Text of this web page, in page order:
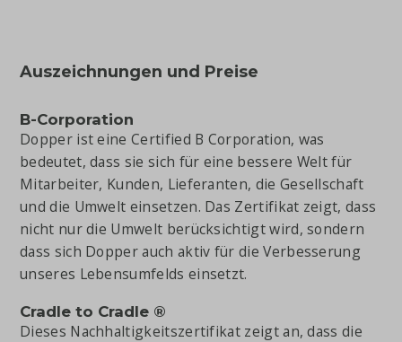
Auszeichnungen und Preise
B-Corporation
Dopper ist eine Certified B Corporation, was
bedeutet, dass sie sich für eine bessere Welt für
Mitarbeiter, Kunden, Lieferanten, die Gesellschaft
und die Umwelt einsetzen. Das Zertifikat zeigt, dass
nicht nur die Umwelt berücksichtigt wird, sondern
dass sich Dopper auch aktiv für die Verbesserung
unseres Lebensumfelds einsetzt.
Cradle to Cradle ®
Dieses Nachhaltigkeitszertifikat zeigt an, dass die